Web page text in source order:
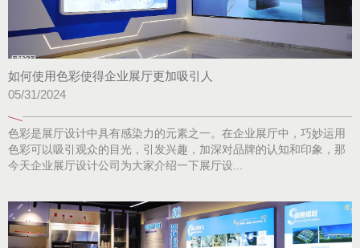
如何使用色彩使得企业展厅更加吸引人
05/31/2024
色彩是展厅设计中具有感染力的元素之一。在企业展厅中，巧妙运用
色彩可以吸引观众的目光，引发兴趣，加深对品牌的认知和印象，那
今天企业展厅设计公司为大家介绍一下展厅设...